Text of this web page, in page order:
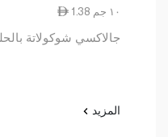
1.38 ١٠ جم
جالاكسي شوكولاتة بالحليب 80
المزيد